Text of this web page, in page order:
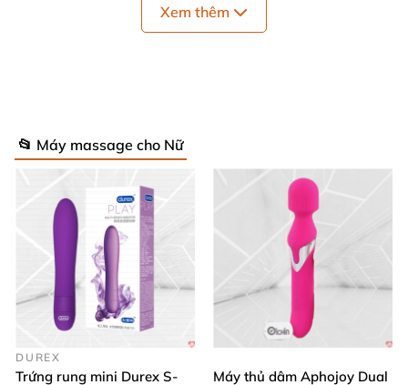
⚡ Thông số kỹ thuật nổi bật của chày rung
Chày rung Lilo sở hữu thông số ấn tượng, đảm bảo
trải nghiệm massage rung mạnh mẽ và an toàn:
Kích thước: 205mm x 40mm – Siêu gọn nhẹ, dễ
cầm nắm, phù hợp kích cỡ cơ thể phụ nữ Việt. 🌟
Xem thêm
📂 Máy massage cho Nữ
DUREX
Trứng rung mini Durex S-
Máy thủ dâm Aphojoy Dual